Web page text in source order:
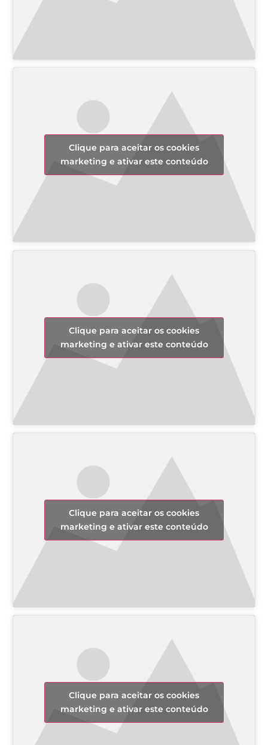
Clique para aceitar os cookies
marketing e ativar este conteúdo
Clique para aceitar os cookies
marketing e ativar este conteúdo
Clique para aceitar os cookies
marketing e ativar este conteúdo
Clique para aceitar os cookies
marketing e ativar este conteúdo